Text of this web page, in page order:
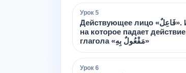
Урок 5
Действующее лицо «فَاعِلٌ». Имя,
на которое падает действие
глагола «مَفْعُولٌ بِهِ»
Урок 6